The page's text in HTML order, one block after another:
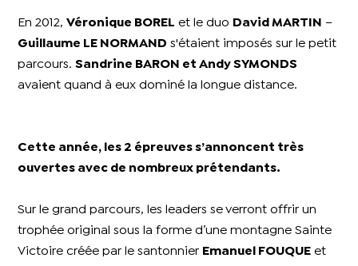
En 2012,Véronique BOREL et le duo David MARTIN
–
Guillaume LE NORMAND s'étaient imposés sur le petit
parcours.Sandrine BARON et Andy SYMONDS
avaient quand à eux dominé la longue distance.
Cette année, les 2 épreuves s’annoncent très
ouvertes avec de nombreux prétendants.
Sur le grand parcours, les leaders se verront offrir un
trophée original sous la forme d’une montagne Sainte
Victoire créée par le santonnier Emanuel FOUQUE et